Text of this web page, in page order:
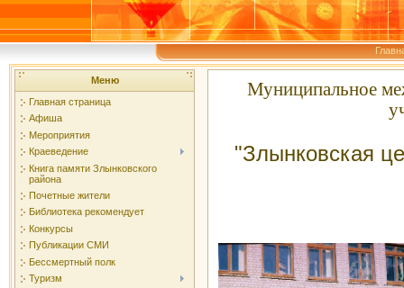
Меню
Главная страница
Афиша
Мероприятия
Краеведение
Книга памяти Злынковского
района
Почетные жители
Библиотека рекомендует
Конкурсы
Публикации СМИ
Бессмертный полк
Туризм
Муниципальное
"Злынковская